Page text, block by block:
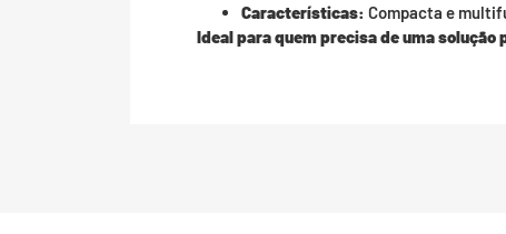
Características: Compacta e
Ideal para quem precisa de uma